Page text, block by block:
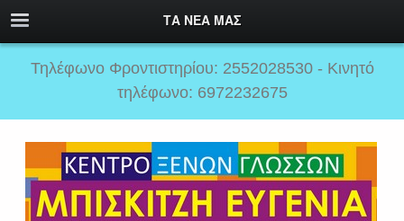
ΤΑ ΝΕΑ ΜΑΣ
Τηλέφωνο Φροντιστηρίου: 2552028530 - Κινητό
τηλέφωνο: 6972232675